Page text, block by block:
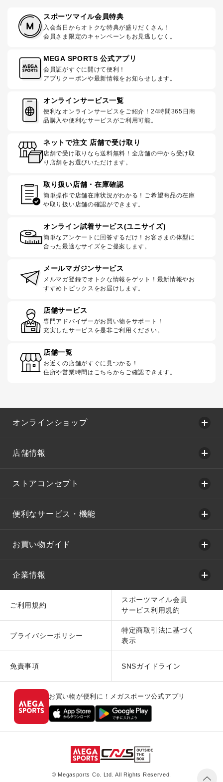
スポーツマイル会員特典
入会当日からオトクな特典が盛りだくさん！
会員さま限定のキャンペーンもお見逃しなく。
MEGA SPORTS 公式アプリ
会員証がすぐに開けて便利！
アプリクーポンや最新情報をお知らせします。
オンラインサービス一覧
便利なオンラインサービスをご紹介！24時間365日商
品購入や便利なサービスがご利用可能。
ネットで注文 店舗で受け取り
店舗で受け取りなら送料無料！全店舗の中から受け取
り店舗をお選びいただけます。
取り扱い店舗・在庫確認
簡単操作で店舗在庫状況がわかる！ご希望商品の在庫
や取り扱い店舗の確認ができます。
オンライン試着サービス(ユニサイズ)
簡単なアンケートに回答するだけ！お客さまの体型に
合った最適なサイズをご提案します。
メールマガジンサービス
メルマガ登録でオトクな情報をゲット！最新情報やお
すすめトピックスをお届けします。
店舗サービス
専門アドバイザーがお買い物をサポート！
充実したサービスを是非ご利用ください。
店舗一覧
お近くの店舗がすぐに見つかる！
住所や営業時間はこちらからご確認できます。
オンラインショップ
店舗情報
ストアコンセプト
便利なサービス・機能
お買い物ガイド
企業情報
ご利用規約
スポーツマイル会員
サービス利用規約
プライバシーポリシー
特定商取引法に基づく
表示
免責事項 SNSガイドライン
お買い物が便利に！メガスポーツ公式アプリ
© Megasports Co. Ltd. All Rights Reserved.